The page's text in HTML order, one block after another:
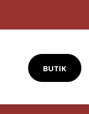
BUTIK